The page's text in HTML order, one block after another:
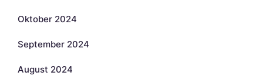
Oktober 2024
September 2024
August 2024